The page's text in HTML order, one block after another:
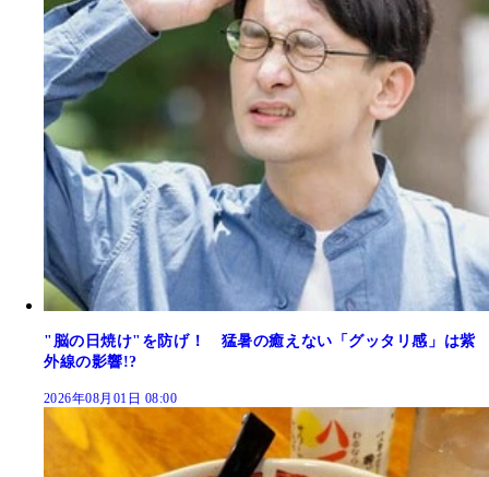
"脳の日焼け"を防げ！ 猛暑の癒えない「グッタリ感」は紫
外線の影響!?
2026年08月01日 08:00